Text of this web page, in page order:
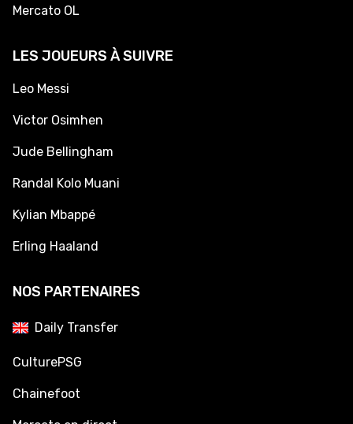
Mercato OL
LES JOUEURS À SUIVRE
Leo Messi
Victor Osimhen
Jude Bellingham
Randal Kolo Muani
Kylian Mbappé
Erling Haaland
NOS PARTENAIRES
Daily Transfer
CulturePSG
Chainefoot